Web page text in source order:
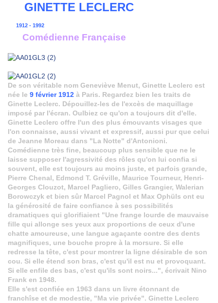
GINETTE LECLERC
1912 - 1992
Comédienne Française
De son véritable nom Geneviève Menut, Ginette Leclerc est
née le 9 février 1912 à Paris. Regardez bien les traits de
Ginette Leclerc. Dépouillez-les de l'excès de maquillage
imposé par l'écran. Oulbiez ce qu'on a toujours dit d'elle.
Ginette Leclerc offre l'un des plus émouvants visages que
l'on connaisse, aussi vivant et expressif, aussi pur que celui
de Jeanne Moreau dans "La Notte" d'Antonioni.
Comédienne très fine, beaucoup plus sensible que ne le
laisse supposer l'agressivité des rôles qu'on lui confia si
souvent, elle est toujours au moins juste, et parfois grande,
Pierre Chenal, Edmond T. Gréville, Maurice Tourneur, Henri-
Georges Clouzot, Marcel Pagliero, Gilles Grangier, Walerian
Borowczyk et bien sûr Marcel Pagnol et Max Ophüls ont eu
la générosité de faire confiance à ses possibilités
dramatiques qui glorifiaient "Une frange lourde de mauvaise
fille qui allonge ses yeux aux proportions de ceux d'une
chatte amoureuse, une langue agaçante contre des dents
magnifiques, une bouche propre à la morsure. Si elle
redresse la tête, c'est pour montrer la ligne désirable de son
cou. Si elle étend son bras, c'est qu'il est nu et provoquant.
Si elle enfile des bas, c'est qu'ils sont noirs...", écrivait Nino
Frank en 1948.
Elle s'est confiée en 1963 dans un livre étonnant de
franchîse et de modestie, "Ma vie privée". Ginette Leclerc